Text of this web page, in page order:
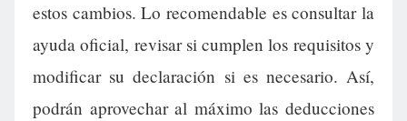
estos cambios. Lo recomendable es consultar la
ayuda oficial, revisar si cumplen los requisitos y
modificar su declaración si es necesario. Así,
podrán aprovechar al máximo las deducciones